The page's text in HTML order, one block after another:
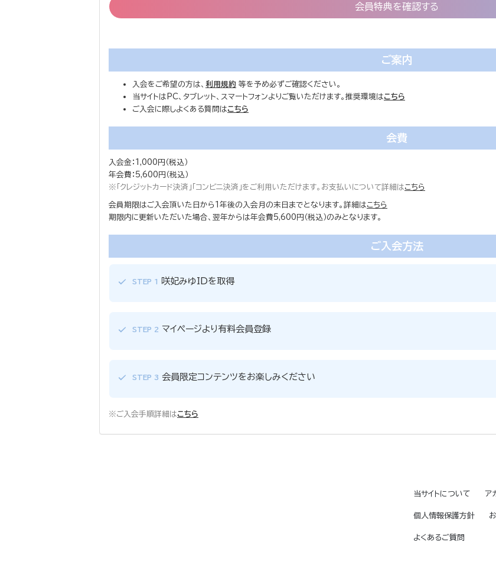
会員特典を確認する
ご案内
入会をご希望の方は、 利用規約 等を予め必ずご確認ください。
当サイトはPC、タブレット、スマートフォンよりご覧いただけます。推奨環境はこちら
ご入会に際しよくある質問はこちら
会費
入会金：1,000円（税込）
年会費：5,600円（税込）
※「クレジットカード決済」「コンビニ決済」をご利用いただけます。お支払いについて詳細はこちら
会員期限はご入会頂いた日から1年後の入会月の末日までとなります。詳細はこちら
期限内に更新いただいた場合、翌年からは年会費5,600円（税込）のみとなります。
ご入会方法
STEP 1 咲妃みゆIDを取得
STEP 2 マイページより有料会員登録
STEP 3 会員限定コンテンツをお楽しみください
※ご入会手順詳細はこちら
当サイトについて ア
個人情報保護方針
よくあるご質問